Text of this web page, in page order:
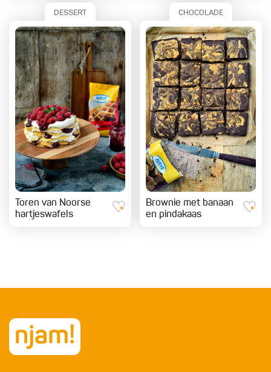
DESSERT
Toren van Noorse
hartjeswafels
CHOCOLADE
Brownie met banaan
en pindakaas